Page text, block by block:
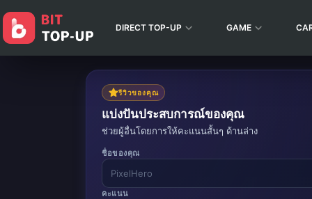
DIRECT TOP-UP GAME
รีวิวของคุณ
แบ่งปันประสบการณ์ของคุณ
ช่วยผู้อื่นโดยการให้คะแนนสั้นๆ ด้านล่าง
ชื่อของคุณ
คะแนน